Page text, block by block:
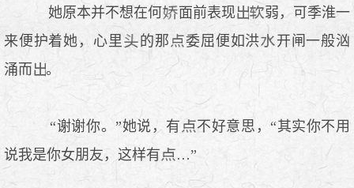
她原本并不想在何 面前表现
弱，可季淮一
来便护着她，心里
的那 委屈便如洪
开闸一般汹
涌而
。
“谢谢你。”她说，有
不好意思，“其实你不用
说我是你女朋友，这样有
…”